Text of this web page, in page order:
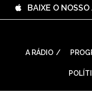
⠀BAIXE O
A RÁDIO